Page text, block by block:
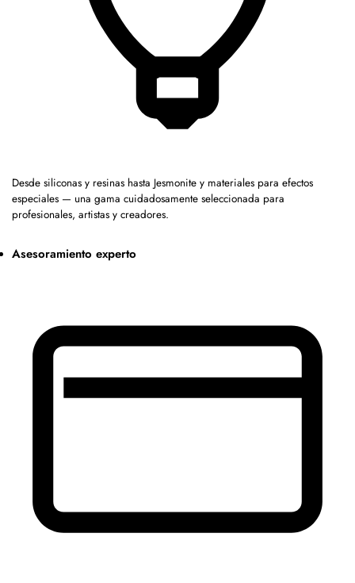
Desde siliconas y resinas hasta Jesmonite y materiales para efectos
especiales — una gama cuidadosamente seleccionada para
profesionales, artistas y creadores.
Asesoramiento experto